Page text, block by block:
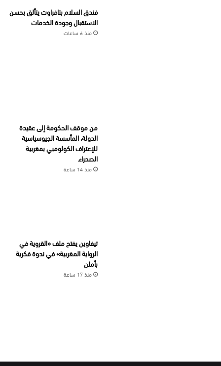
فندق السلام بتافراوت يتألق بحسن
الاستقبال وجودة الخدمات
منذ 6 ساعات
من موقف الحكومة إلى عقيدة
الدولة، المأسسة الجيوسياسية
للإعتراف الكولومبي بمغربية
الصحراء.
منذ 14 ساعة
تيفاوين يفتح ملف «القروية في
الرواية المغربية» في ندوة فكرية
بأملن
منذ 17 ساعة